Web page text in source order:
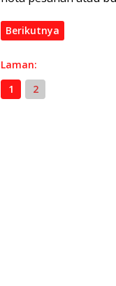
Berikutnya
Laman:
1
2